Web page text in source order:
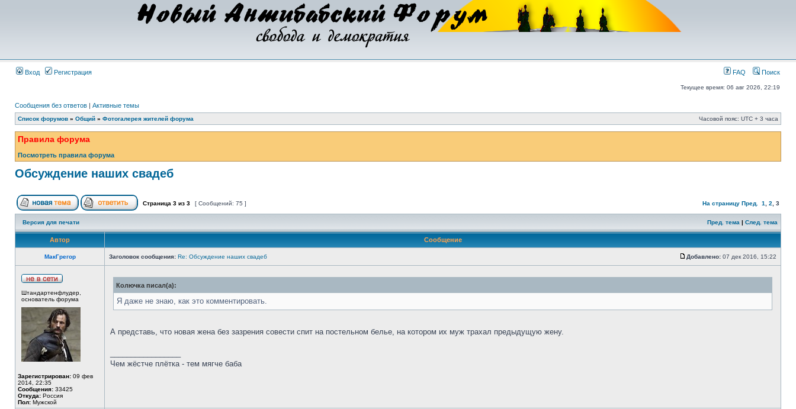
Вход Регистрация FAQ Поиск
Текущее время: 06 авг 2026, 22:19
Сообщения без ответов | Активные темы
Список форумов » Общий » Фотогалерея жителей форума Часовой пояс: UTC + 3 часа
Правила форума
Посмотреть правила форума
Обсуждение наших свадеб
Страница 3 из 3 [ Сообщений: 75 ] На страницу Пред. 1 2 3
Версия для печати Пред. тема | След. тема
Автор Сообщение
МакГрегор Заголовок сообщения: Re: Обсуждение наших свадеб Добавлено: 07 дек 2016, 15:22
Штандартенфлудер,
основатель форума
Зарегистрирован: 09 фев
2014, 22:35
Сообщения: 33425
Откуда: Россия
Пол: Мужской
Колючка писал(а):
Я даже не знаю, как это комментировать.
А представь, что новая жена без зазрения совести спит на постельном белье, на котором их муж трахал предыдущую жену.
Чем жёстче плётка - тем мягче баба